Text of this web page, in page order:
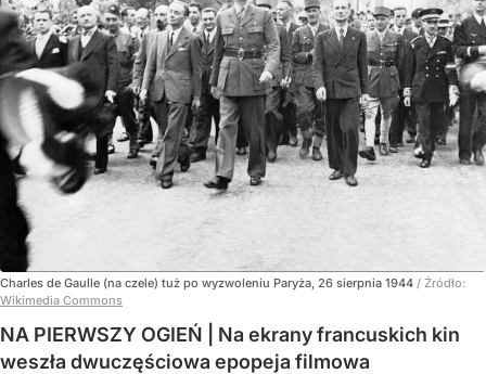
Charles de Gaulle (na czele) tuż po wyzwoleniu Paryża, 26 sierpnia 1944 / Źródło:
Wikimedia Commons
NA PIERWSZY OGIEŃ | Na ekrany francuskich kin
weszła dwuczęściowa epopeja filmowa